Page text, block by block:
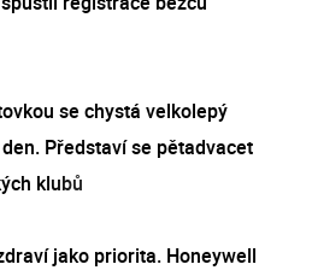
se chystá velkolepý
Představí se pětadvacet
klubů
jako priorita. Honeywell